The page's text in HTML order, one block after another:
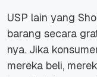
USP lain yang
barang secara
nya. Jika
mereka beli,